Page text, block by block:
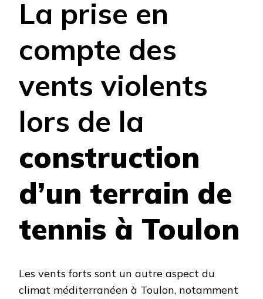
La prise en
compte des
vents violents
lors de la
construction
d’un terrain de
tennis à Toulon
Les vents forts sont un autre aspect du
climat méditerranéen à Toulon, notamment